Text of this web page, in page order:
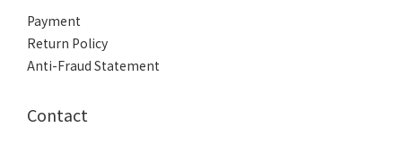
Payment
Return Policy
Anti-Fraud Statement
Contact